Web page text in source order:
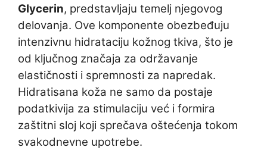
Glycerin, predstavljaju temelj njegovog
delovanja. Ove komponente obezbeđuju
intenzivnu hidrataciju kožnog tkiva, što je
od ključnog značaja za održavanje
elastičnosti i spremnosti za napredak.
Hidratisana koža ne samo da postaje
podatkivija za stimulaciju već i formira
zaštitni sloj koji sprečava oštećenja tokom
svakodnevne upotrebe.